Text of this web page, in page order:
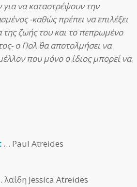
να καταστρέψουν την
-καθώς πρέπει να επιλέξει
ζωής του και το πεπρωμένο
ο Πολ θα αποτολμήσει να
που μόνο ο ίδιος μπορεί να
… Paul Atreides
λαίδη Jessica Atreides